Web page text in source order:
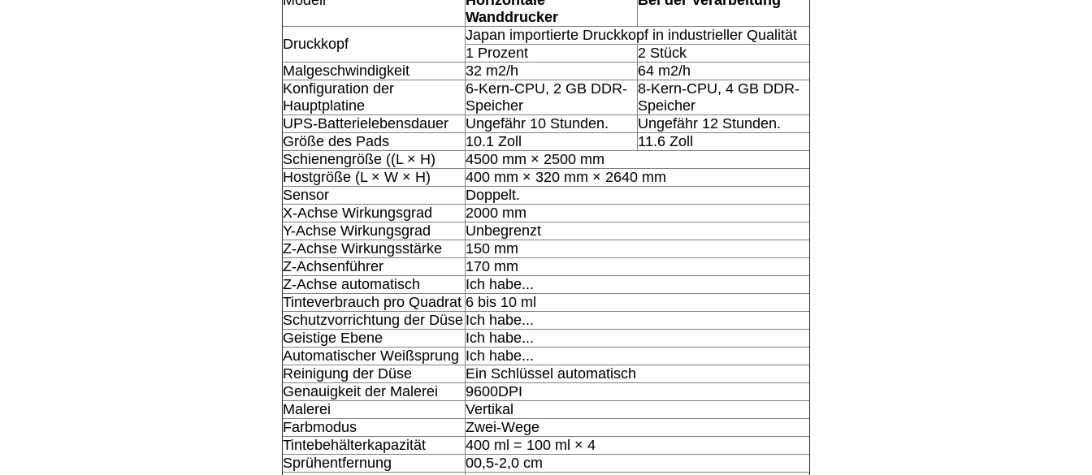
Wanddrucker
Druckkopf
Japan importierte Druckkopf in industrieller Qualität
1 Prozent
2 Stück
Malgeschwindigkeit
32 m2/h
64 m2/h
Konfiguration der
Hauptplatine
6-Kern-CPU, 2 GB DDR-
Speicher
8-Kern-CPU, 4 GB DDR-
Speicher
UPS-Batterielebensdauer
Ungefähr 10 Stunden.
Ungefähr 12 Stunden.
Größe des Pads
10.1 Zoll
11.6 Zoll
Schienengröße ((L × H)
4500 mm × 2500 mm
Hostgröße (L × W × H)
400 mm × 320 mm × 2640 mm
Sensor
Doppelt.
X-Achse Wirkungsgrad
2000 mm
Y-Achse Wirkungsgrad
Unbegrenzt
Z-Achse Wirkungsstärke
150 mm
Z-Achsenführer
170 mm
Z-Achse automatisch
Ich habe...
Tinteverbrauch pro Quadrat 6 bis 10 ml
Schutzvorrichtung der Düse Ich habe...
Geistige Ebene
Ich habe...
Automatischer Weißsprung Ich habe...
Reinigung der Düse
Ein Schlüssel automatisch
Genauigkeit der Malerei
9600DPI
Malerei
Vertikal
Farbmodus
Zwei-Wege
Tintebehälterkapazität
400 ml = 100 ml × 4
Sprühentfernung
00,5-2,0 cm